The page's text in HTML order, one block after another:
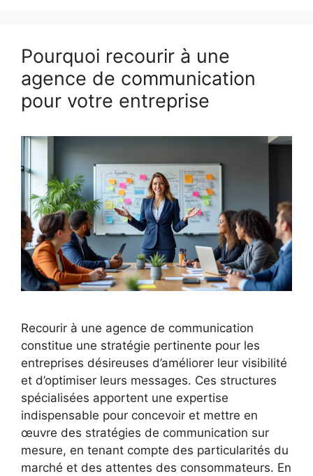
Pourquoi recourir à une
agence de communication
pour votre entreprise
Recourir à une agence de communication
constitue une stratégie pertinente pour les
entreprises désireuses d’améliorer leur visibilité
et d’optimiser leurs messages. Ces structures
spécialisées apportent une expertise
indispensable pour concevoir et mettre en
œuvre des stratégies de communication sur
mesure, en tenant compte des particularités du
marché et des attentes des consommateurs. En